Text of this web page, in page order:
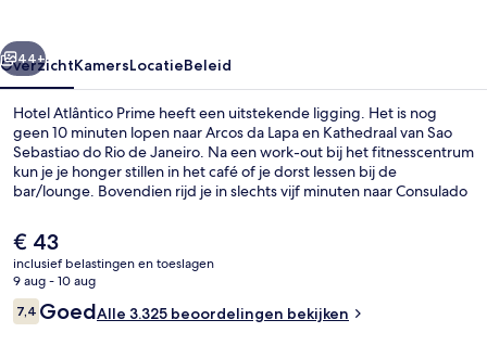
Volgende
44+
OverzichtKamersLocatieBeleid
Hotel Atlântico Prime heeft een uitstekende ligging. Het is nog
geen 10 minuten lopen naar Arcos da Lapa en Kathedraal van Sao
Sebastiao do Rio de Janeiro. Na een work-out bij het fitnesscentrum
kun je je honger stillen in het café of je dorst lessen bij de
bar/lounge. Bovendien rijd je in slechts vijf minuten naar Consulado
Theater. Het openbaar vervoer vind je op korte loopafstand: het is 5
minuten lopen naar Tramhalte Francisco Muratori en 10 minuten
naar Tramhalte Portinha.
De
huidige
prijs
is
€ 43
€ 43
inclusief belastingen en toeslagen
9 aug - 10 aug
Beoordelingen
7,47,4 op 10 –
GoedAlle 3.325 beoordelingen bekijken